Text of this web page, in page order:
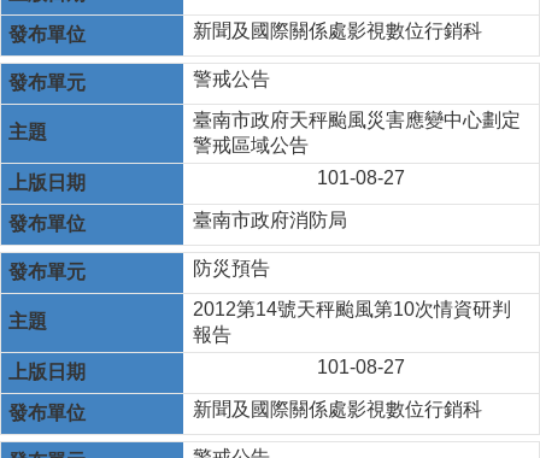
新聞及國際關係處影視數位行銷科
警戒公告
臺南市政府天秤颱風災害應變中心劃定
警戒區域公告
101-08-27
臺南市政府消防局
防災預告
2012第14號天秤颱風第10次情資研判
報告
101-08-27
新聞及國際關係處影視數位行銷科